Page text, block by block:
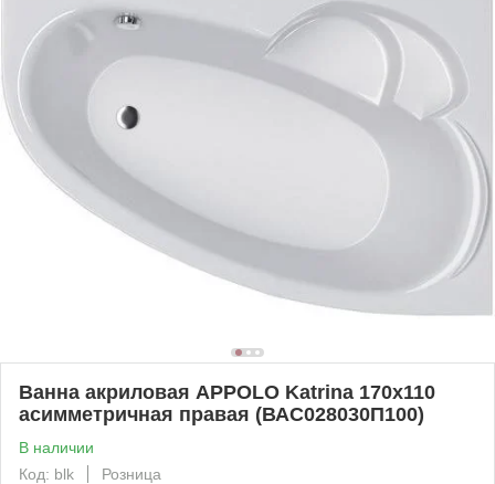
Ванна акриловая APPOLO Katrina 170х110
асимметричная правая (ВАС028030П100)
В наличии
Код: blk
Розница